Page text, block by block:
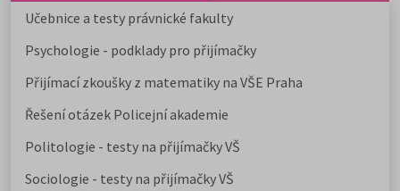
Učebnice a testy právnické fakulty
Psychologie - podklady pro přijímačky
Přijímací zkoušky z matematiky na VŠE Praha
Řešení otázek Policejní akademie
Politologie - testy na přijímačky VŠ
Sociologie - testy na přijímačky VŠ